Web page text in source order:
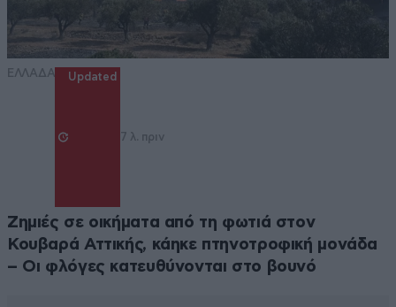
ΕΛΛΑΔΑ Updated
7 λ. πριν
Ζημιές σε οικήματα από τη φωτιά στον
Κουβαρά Αττικής, κάηκε πτηνοτροφική μονάδα
– Οι φλόγες κατευθύνονται στο βουνό